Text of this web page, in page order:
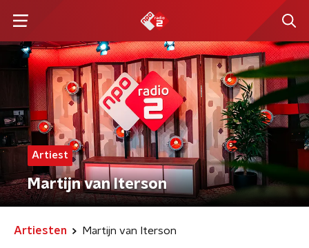
Artiest
Martijn van Iterson
Artiesten Martijn van Iterson